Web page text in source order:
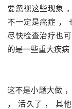
要忽视这些现象
不一定是癌症 ，
尽快检查治疗也
的是一些重大疾
这不是小题大做
， 活久了 ， 其